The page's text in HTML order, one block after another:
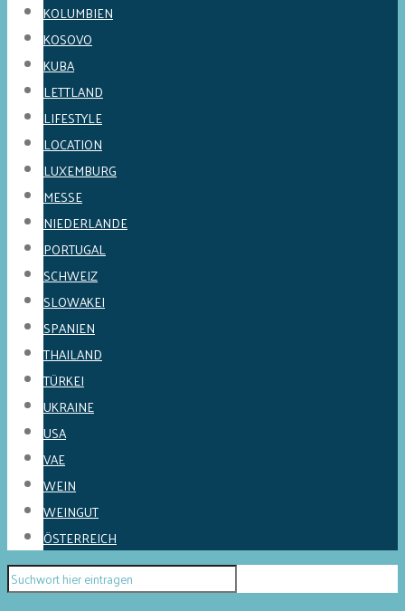
KOLUMBIEN
KOSOVO
KUBA
LETTLAND
LIFESTYLE
LOCATION
LUXEMBURG
MESSE
NIEDERLANDE
PORTUGAL
SCHWEIZ
SLOWAKEI
SPANIEN
THAILAND
TÜRKEI
UKRAINE
USA
VAE
WEIN
WEINGUT
ÖSTERREICH